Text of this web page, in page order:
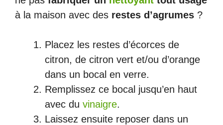
à la maison avec des restes d’agrumes ?
Placez les restes d’écorces de
citron, de citron vert et/ou d’orange
dans un bocal en verre.
Remplissez ce bocal jusqu’en haut
avec du vinaigre.
Laissez ensuite reposer dans un